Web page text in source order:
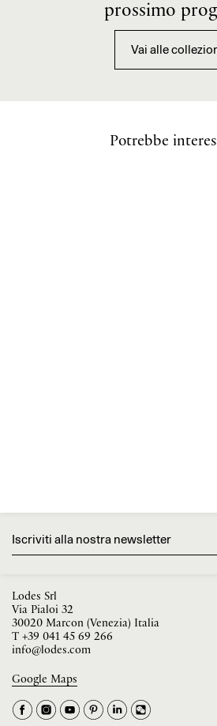
prossimo
Vai alle
Potrebbe
Iscriviti alla nostra newsletter
La tua occupazione è
Lodes Srl
Via Pialoi 32
30020 Marcon (Venezia) Italia
T +39 041 45 69 266
info@lodes.com
Google Maps